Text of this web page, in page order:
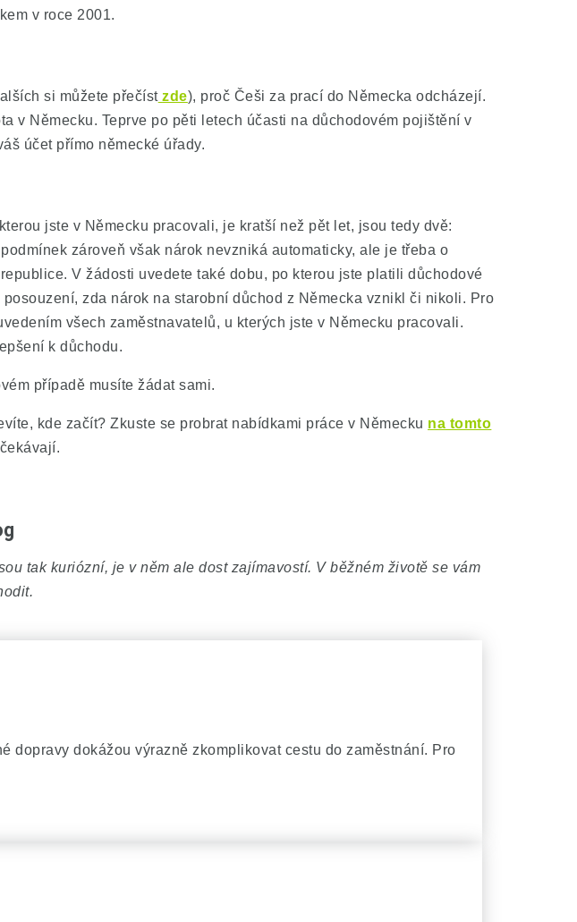
v roce 2001.
si můžete přečíst zde), proč Češi za prací do Německa odcházejí.
v Německu. Teprve po pěti letech účasti na důchodovém pojištění v
účet přímo německé úřady.
jste v Německu pracovali, je kratší než pět let, jsou tedy dvě:
zároveň však nárok nevzniká automaticky, ale je třeba o
V žádosti uvedete také dobu, po kterou jste platili důchodové
zda nárok na starobní důchod z Německa vznikl či nikoli. Pro
všech zaměstnavatelů, u kterých jste v Německu pracovali.
k důchodu.
případě musíte žádat sami.
kde začít? Zkuste se probrat nabídkami práce v Německu na tomto
tak kuriózní, je v něm ale dost zajímavostí. V běžném životě se vám
dopravy dokážou výrazně zkomplikovat cestu do zaměstnání. Pro